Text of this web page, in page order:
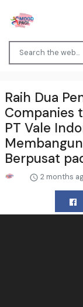
Raih Dua
Companies
PT Vale
Berpusat
2 months